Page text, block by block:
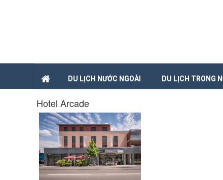
DU LỊCH NƯỚC NGOÀI DU LỊCH TRONG
Hotel Arcade